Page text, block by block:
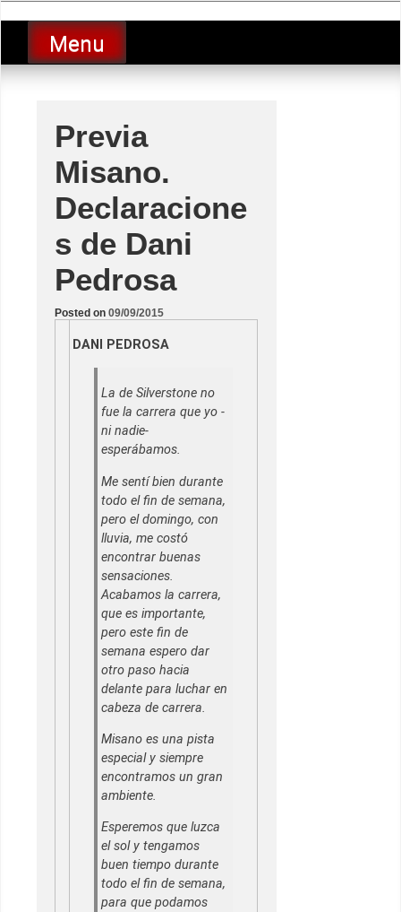
to
contentLucio Lopez GP
luciolopezgp
Menu
Previa
Misano.
Declaracione
s de Dani
Pedrosa
Posted on 09/09/2015
DANI PEDROSA
La de Silverstone no
fue la carrera que yo -
ni nadie-
esperábamos.
Me sentí bien durante
todo el fin de semana,
pero el domingo, con
lluvia, me costó
encontrar buenas
sensaciones.
Acabamos la carrera,
que es importante,
pero este fin de
semana espero dar
otro paso hacia
delante para luchar en
cabeza de carrera.
Misano es una pista
especial y siempre
encontramos un gran
ambiente.
Esperemos que luzca
el sol y tengamos
buen tiempo durante
todo el fin de semana,
para que podamos